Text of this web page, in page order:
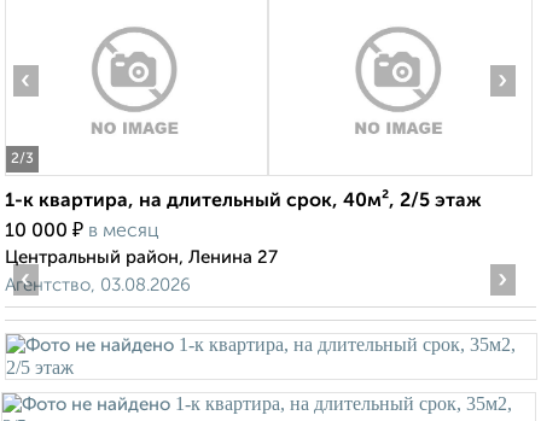
2/3
‹ ›
1-к квартира, на длительный срок, 40м², 2/5 этаж
10 000 ₽ в месяц
Центральный район, Ленина 27
Агентство, 03.08.2026
‹ ›